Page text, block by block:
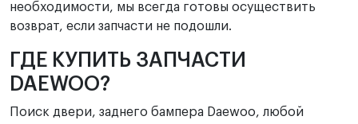
необходимости, мы всегда готовы осуществить
возврат, если запчасти не подошли.
ГДЕ КУПИТЬ ЗАПЧАСТИ
DAEWOO?
Поиск двери, заднего бампера Daewoo, любой